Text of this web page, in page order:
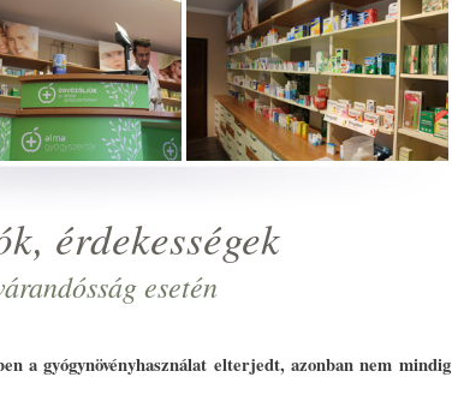
érdekességek
esetén
a gyógynövényhasználat elterjedt, azonban nem mindig